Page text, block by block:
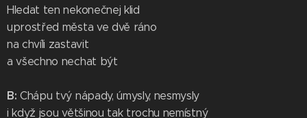
Hledat ten nekonečnej klid
uprostřed města ve dvě ráno
na chvíli zastavit
a všechno nechat být
B: Chápu tvý nápady, úmysly, nesmysly
i když jsou většinou tak trochu nemístný